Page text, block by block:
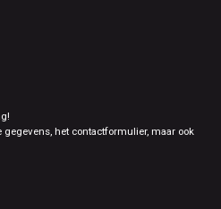
het contactformulier, maar ook